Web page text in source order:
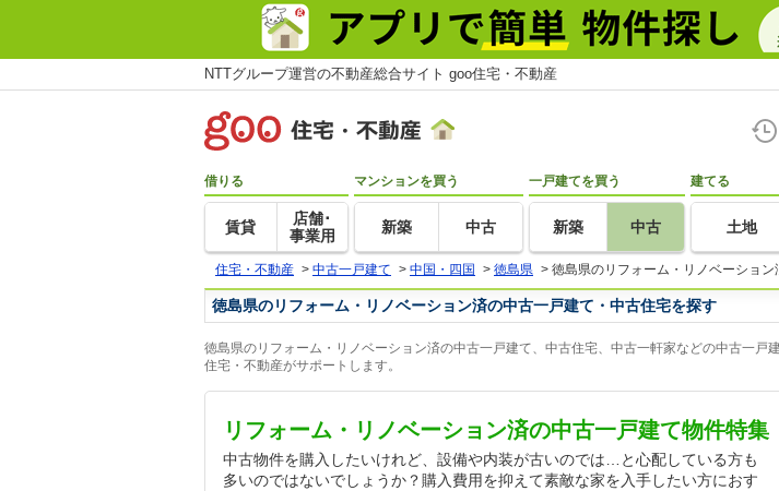
NTTグループ運営の不動産総合サイト goo住宅・不動産
借りる
賃貸
店舗･
事業用
マンションを買う
新築 中古
一戸建てを買う
新築 中古
建てる
土地
住宅・不動産 > 中古一戸建て > 中国・四国 > 徳島県 > 徳島県のリフォーム・リノベーショ
徳島県のリフォーム・リノベーション済の中古一戸建て・中古住宅を探す
徳島県のリフォーム・リノベーション済の中古一戸建て、中古住宅、中古一軒家などの中古一戸
住宅・不動産がサポートします。
リフォーム・リノベーション済の中古一戸建て物件特集
中古物件を購入したいけれど、設備や内装が古いのでは…と心配している方も
多いのではないでしょうか？購入費用を抑えて素敵な家を入手したい方におす